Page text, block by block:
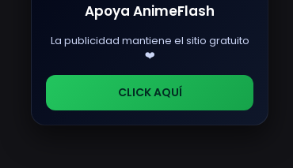
Apoya AnimeFlash
La publicidad mantiene el sitio gratuito
❤️
CLICK AQUÍ